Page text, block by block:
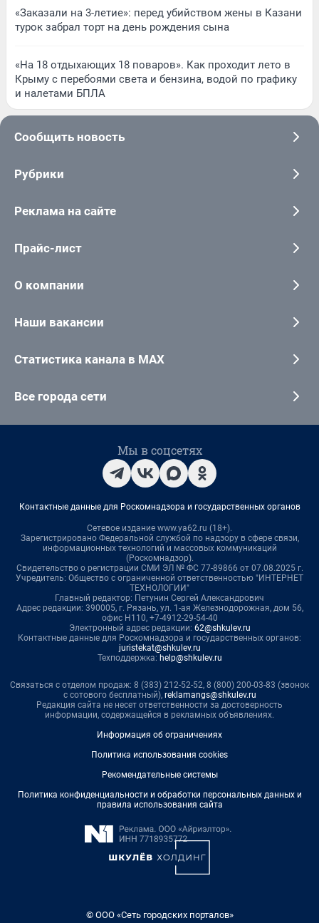
«Заказали на 3-летие»: перед убийством жены в Казани
турок забрал торт на день рождения сына
«На 18 отдыхающих 18 поваров». Как проходит лето в
Крыму с перебоями света и бензина, водой по графику
и налетами БПЛА
Сообщить новость
Рубрики
Реклама на сайте
Прайс-лист
О компании
Наши вакансии
Статистика канала в MAX
Все города сети
Мы в соцсетях
Контактные данные для Роскомнадзора и государственных органов
Сетевое издание www.ya62.ru (18+).
Зарегистрировано Федеральной службой по надзору в сфере связи,
информационных технологий и массовых коммуникаций
(Роскомнадзор).
Свидетельство о регистрации СМИ ЭЛ № ФС 77-89866 от 07.08.2025 г.
Учредитель: Общество с ограниченной ответственностью "ИНТЕРНЕТ
ТЕХНОЛОГИИ"
Главный редактор: Петунин Сергей Александрович
Адрес редакции: 390005, г. Рязань, ул. 1-ая Железнодорожная, дом 56,
офис Н110, +7-4912-29-54-40
Электронный адрес редакции: 62@shkulev.ru
Контактные данные для Роскомнадзора и государственных органов:
juristekat@shkulev.ru
Техподдержка: help@shkulev.ru
Связаться с отделом продаж: 8 (383) 212-52-52, 8 (800) 200-03-83 (звонок
с сотового бесплатный), reklamangs@shkulev.ru
Редакция сайта не несет ответственности за достоверность
информации, содержащейся в рекламных объявлениях.
Информация об ограничениях
Политика использования cookies
Рекомендательные системы
Политика конфиденциальности и обработки персональных данных и
правила использования сайта
© ООО «Сеть городских порталов»